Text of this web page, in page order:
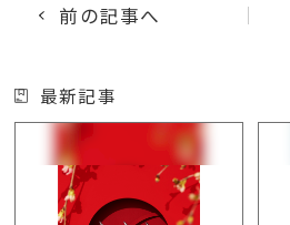
前の記事へ
最新記事